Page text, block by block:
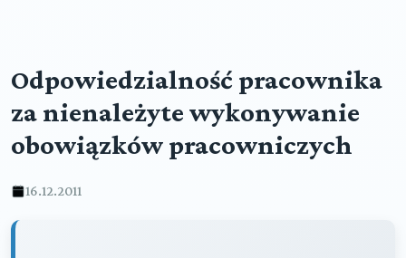
Odpowiedzialność pracownika
za nienależyte wykonywanie
obowiązków pracowniczych
16.12.2011